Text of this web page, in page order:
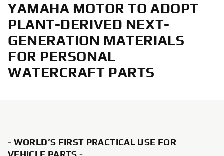
YAMAHA MOTOR TO ADOPT
PLANT-DERIVED NEXT-
GENERATION MATERIALS
FOR PERSONAL
WATERCRAFT PARTS
- WORLD’S FIRST PRACTICAL USE FOR
VEHICLE PARTS -